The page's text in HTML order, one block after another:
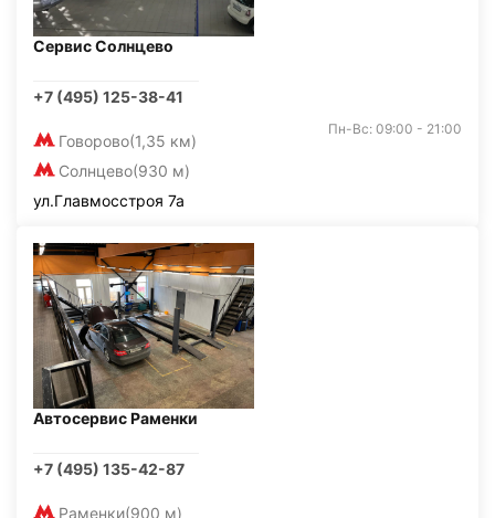
Сервис Солнцево
+7 (495) 125-38-41
Говорово(1,35 км)
Солнцево(930 м)
Пн-Вс: 09:00 - 21:00
ул.Главмосстроя 7а
Автосервис Раменки
+7 (495) 135-42-87
Раменки(900 м)